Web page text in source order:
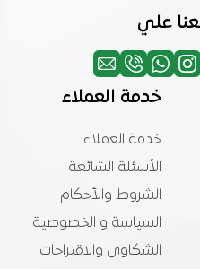
علي
خدمة العملاء
خدمة العملاء
الأسئلة الشائعة
الشروط والأحكام
السياسة و الخصوصية
الشكاوى والاقتراحات